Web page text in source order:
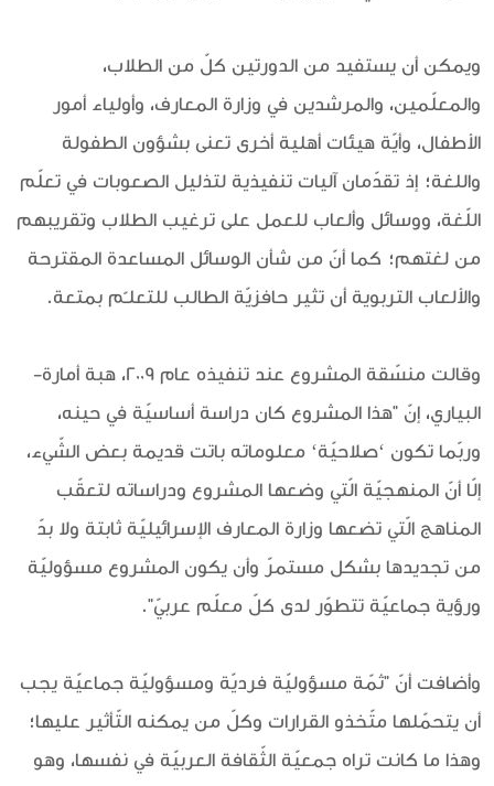
ويمكن أن يستفيد من الدورتين كلّ من الطلاب،
والمعلّمين، والمرشدين في وزارة المعارف، وأولياء أمور
الأطفال، وأيّة هيئات أهلية أخرى تعنى بشؤون الطفولة
واللغة؛ إذ تقدّمان آليات تنفيذية لتذليل الصعوبات في تعلّم
اللّغة، ووسائل وألعاب للعمل على ترغيب الطلاب وتقريبهم
من لغتهم؛ كما أنّ من شأن الوسائل المساعدة المقترحة
والألعاب التربوية أن تثير حافزيّة الطالب للتعلـّم بمتعة.
وقالت منسّقة المشروع عند تنفيذه عام 2009، هبة أمارة-
البياري، إنّ "هذا المشروع كان دراسة أساسيّة في حينه،
وربّما تكون ‘صلاحيّة‘ معلوماته باتت قديمة بعض الشّيء،
إلّا أنّ المنهجيّة الّتي وضعها المشروع ودراساته لتعقّب
المناهج الّتي تضعها وزارة المعارف الإسرائيليّة ثابتة ولا بدّ
من تجديدها بشكل مستمرّ وأن يكون المشروع مسؤوليّة
ورؤية جماعيّة تتطوّر لدى كلّ معلّم عربيّ".
وأضافت أنّ "ثمّة مسؤوليّة فرديّة ومسؤوليّة جماعيّة يجب
أن يتحمّلها متّخذو القرارات وكلّ من يمكنه التّأثير عليها؛
وهذا ما كانت تراه جمعيّة الثّقافة العربيّة في نفسها، وهو